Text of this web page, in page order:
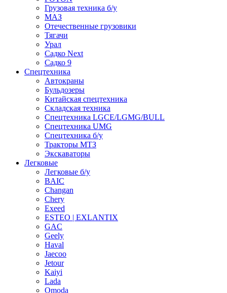
Грузовая техника б/у
МАЗ
Отечественные грузовики
Тягачи
Урал
Садко Next
Садко 9
Спецтехника
Автокраны
Бульдозеры
Китайская спецтехника
Складская техника
Спецтехника LGCE/LGMG/BULL
Спецтехника UMG
Спецтехника б/у
Тракторы МТЗ
Экскаваторы
Легковые
Легковые б/у
BAIC
Changan
Chery
Exeed
ESTEO | EXLANTIX
GAC
Geely
Haval
Jaecoo
Jetour
Kaiyi
Lada
Omoda